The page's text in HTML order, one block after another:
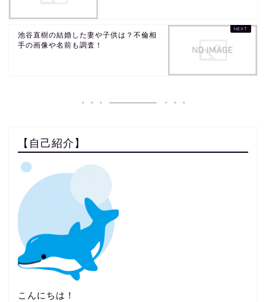
池谷直樹の結婚した妻や子供は？不倫相
手の画像や名前も調査！
【自己紹介】
こんにちは！